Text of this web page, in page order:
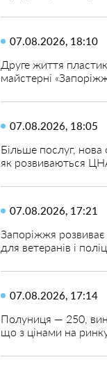
07.08.2026, 18:10
Друге життя
майстерні
07.08.2026, 18:05
Більше послуг, нова
як розвиваються
07.08.2026, 17:21
Запоріжжя
для ветеранів і
07.08.2026, 17:14
Полуниця — 250,
що з цінами на